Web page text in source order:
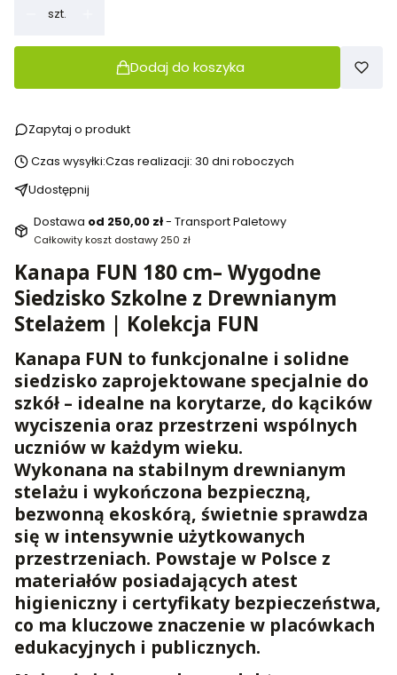
szt.
Dodaj do koszyka
Zapytaj o produkt
Czas wysyłki:Czas realizacji: 30 dni roboczych
Udostępnij
Dostawa od 250,00 zł- Transport Paletowy
Całkowity koszt dostawy 250 zł
Kanapa FUN 180 cm– Wygodne
Siedzisko Szkolne z Drewnianym
Stelażem | Kolekcja FUN
Kanapa FUN to funkcjonalne i solidne
siedzisko zaprojektowane specjalnie do
szkół – idealne na korytarze, do kącików
wyciszenia oraz przestrzeni wspólnych
uczniów w każdym wieku.
Wykonana na stabilnym drewnianym
stelażu i wykończona bezpieczną,
bezwonną ekoskórą, świetnie sprawdza
się w intensywnie użytkowanych
przestrzeniach. Powstaje w Polsce z
materiałów posiadających atest
higieniczny i certyfikaty bezpieczeństwa,
co ma kluczowe znaczenie w placówkach
edukacyjnych i publicznych.